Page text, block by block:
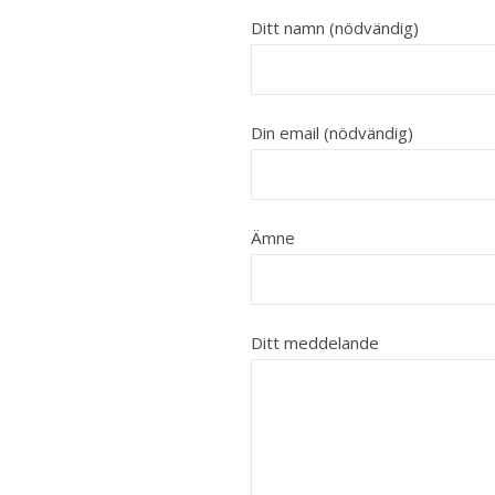
Ditt namn (nödvändig)
Din email (nödvändig)
Ämne
Ditt meddelande